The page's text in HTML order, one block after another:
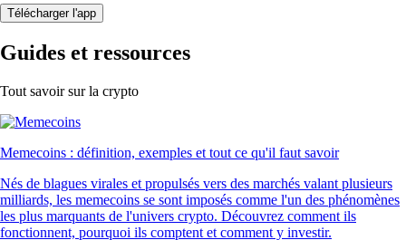
Télécharger l'app
Guides et ressources
Tout savoir sur la crypto
Memecoins : définition, exemples et tout ce qu'il faut savoir
Nés de blagues virales et propulsés vers des marchés valant plusieurs
milliards, les memecoins se sont imposés comme l'un des phénomènes
les plus marquants de l'univers crypto. Découvrez comment ils
fonctionnent, pourquoi ils comptent et comment y investir.